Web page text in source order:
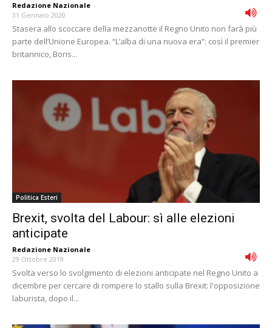
Redazione Nazionale -
31 Gennaio 2020
Stasera allo scoccare della mezzanotte il Regno Unito non farà più
parte dell’Unione Europea. “L’alba di una nuova era”: così il premier
britannico, Boris...
Politica Esteri
Brexit, svolta del Labour: sì alle elezioni
anticipate
Redazione Nazionale -
29 Ottobre 2019
Svolta verso lo svolgimento di elezioni anticipate nel Regno Unito a
dicembre per cercare di rompere lo stallo sulla Brexit: l'opposizione
laburista, dopo il...